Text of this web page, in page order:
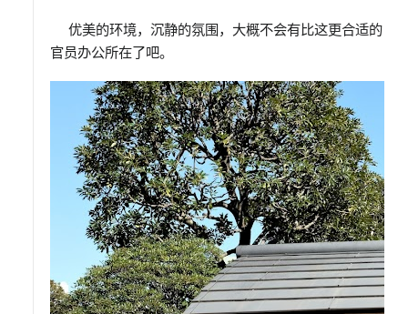
优美的环境，沉静的氛围，大概不会有比这更合适的
官员办公所在了吧。